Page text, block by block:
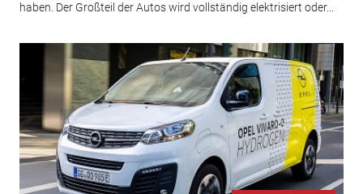
haben. Der Großteil der Autos wird vollständig elektrisiert oder...